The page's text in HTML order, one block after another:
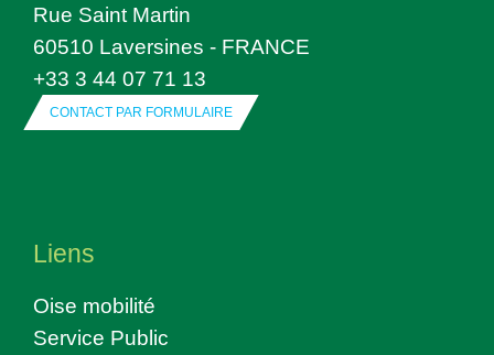
Rue Saint Martin
60510 Laversines - FRANCE
+33 3 44 07 71 13
CONTACT PAR FORMULAIRE
Liens
Oise mobilité
Service Public